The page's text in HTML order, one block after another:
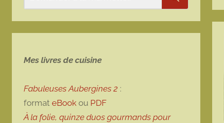
Rechercher
Mes livres de cuisine
Fabuleuses Aubergines 2 :
format eBook ou PDF
À la folie, quinze duos gourmands pour